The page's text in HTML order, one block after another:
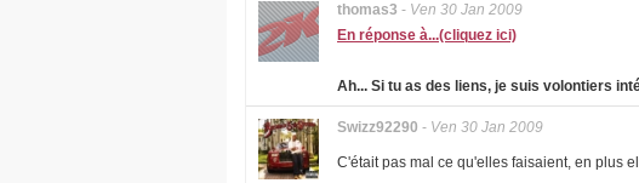
thomas3 - Ven 30 Jan 2009
En réponse à...(cliquez ici)
Ah... Si tu as des liens, je suis volontiers
Swizz92290 - Ven 30 Jan 2009
C'était pas mal ce qu'elles faisaient, en plus